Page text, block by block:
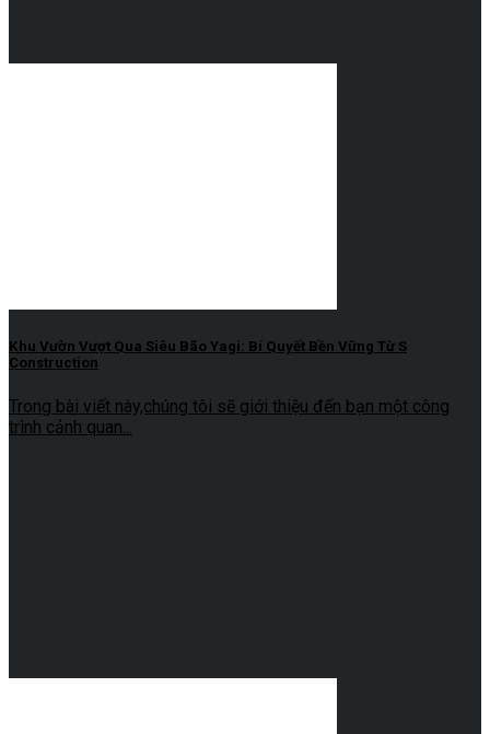
Khu Vườn Vượt Qua Siêu Bão Yagi: Bí Quyết Bền Vững Từ S
Construction
Trong bài viết này,chúng tôi sẽ giới thiệu đến bạn một công
trình cảnh quan...